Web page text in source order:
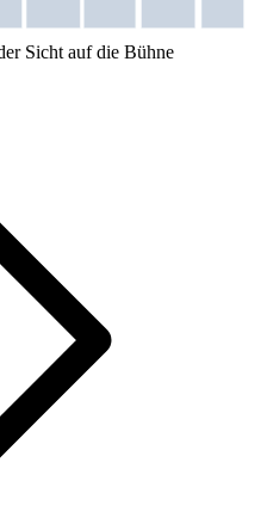
Sicht auf die Bühne